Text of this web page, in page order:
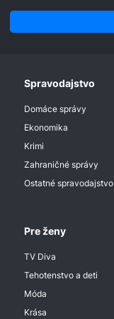
Spravodajstvo
Domáce správy
Ekonomika
Krimi
Zahraničné správy
Ostatné spravodajstvo
Pre ženy
TV Diva
Tehotenstvo a deti
Móda
Krása